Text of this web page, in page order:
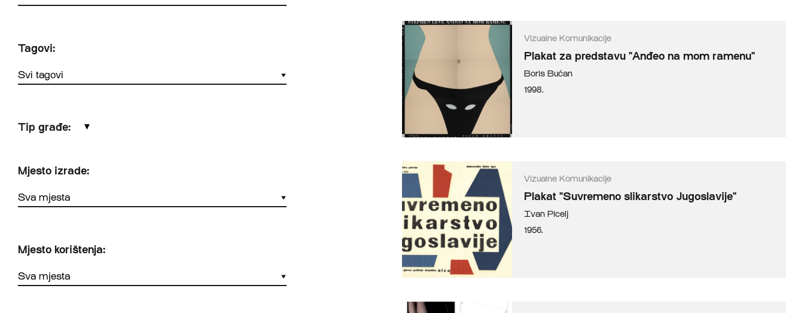
Tagovi:
Tip građe: ▼
Mjesto izrade:
Mjesto korištenja:
Vizualne Komunikacije
Plakat za predstavu "Anđeo na mom ramenu"
Boris Bućan
1998.
Vizualne Komunikacije
Plakat "Suvremeno slikarstvo Jugoslavije"
Ivan Picelj
1956.